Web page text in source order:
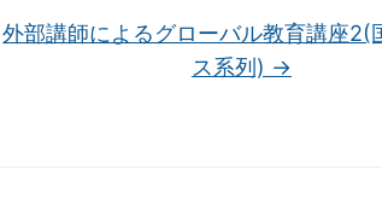
外部講師によるグローバル教育講座2(
ス系列) →